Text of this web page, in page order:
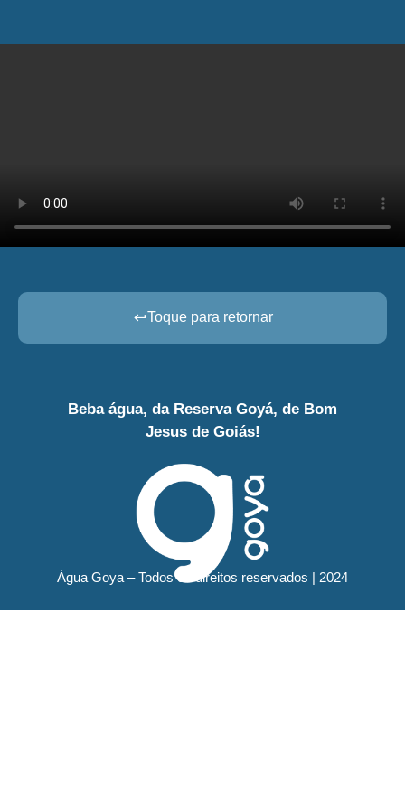
Toque para retornar
Beba água, da Reserva Goyá, de Bom
Jesus de Goiás!
Água Goya – Todos os direitos reservados | 2024